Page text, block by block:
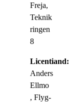
Freja,
Teknik
ringen
8
Licentiand:
Anders
Ellmo
, Flyg-